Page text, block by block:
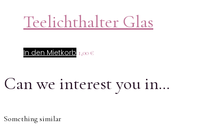
Teelichthalter Glas
In den Mietkorb 1,00 €
Can we interest you in…
Something similar